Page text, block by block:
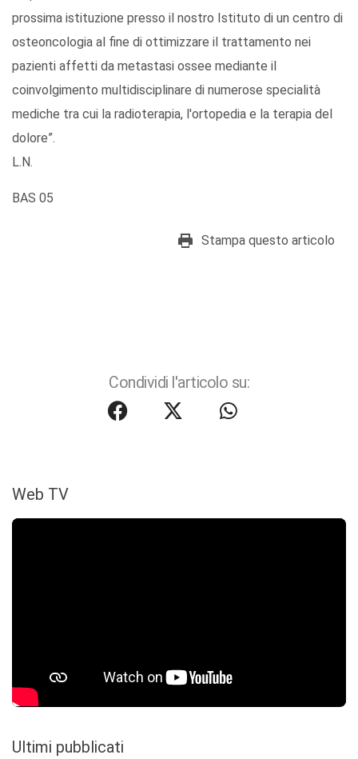
prossima istituzione presso il nostro Istituto di un centro di
osteoncologia al fine di ottimizzare il trattamento nei
pazienti affetti da metastasi ossee mediante il
coinvolgimento multidisciplinare di numerose specialità
mediche tra cui la radioterapia, l'ortopedia e la terapia del
dolore”.
L.N.
BAS 05
Stampa questo articolo
Condividi l'articolo su:
Web TV
Ultimi pubblicati